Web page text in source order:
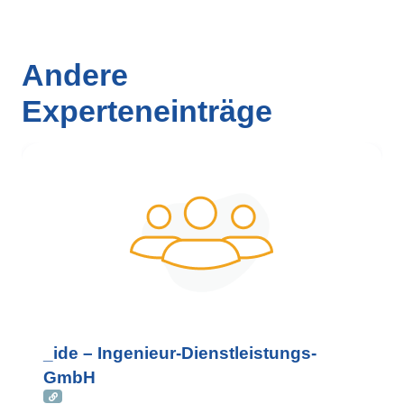
Andere
Experteneinträge
_ide – Ingenieur-Dienstleistungs-
GmbH